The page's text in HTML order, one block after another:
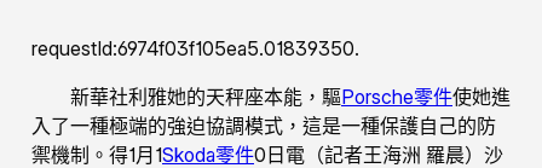
requestId:6974f03f105ea5.01839350.
新華社利雅她的天秤座本能，驅Porsche零件使她進
入了一種極端的強迫協調模式，這是一種保護自己的防
禦機制。得1月1Skoda零件0日電（記者王海洲 羅晨）沙